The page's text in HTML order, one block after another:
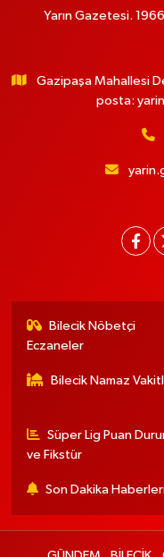
Yarın Gazetesi.
Gazipaşa Mahallesi
posta:
Bilecik Nöbetçi
Eczaneler
Bilecik Namaz
Süper Lig Puan
ve Fikstür
Son Dakika